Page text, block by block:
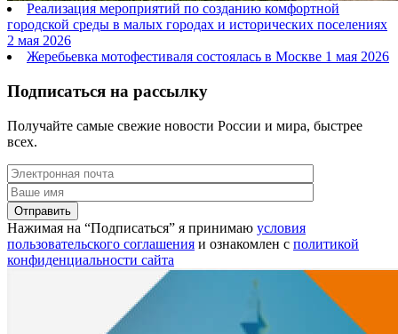
Реализация мероприятий по созданию комфортной
городской среды в малых городах и исторических поселениях
2 мая 2026
Жеребьевка мотофестиваля состоялась в Москве 1 мая 2026
Подписаться на рассылку
Получайте самые свежие новости России и мира, быстрее
всех.
Нажимая на “Подписаться” я принимаю условия
пользовательского соглашения и ознакомлен с политикой
конфиденциальности сайта